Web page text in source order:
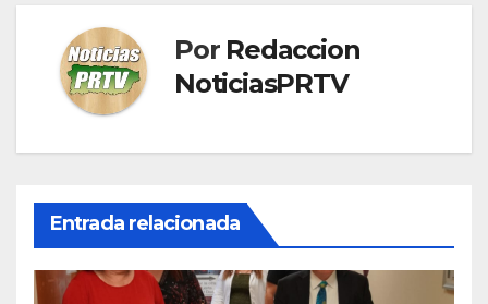
Por Redaccion
NoticiasPRTV
Entrada relacionada